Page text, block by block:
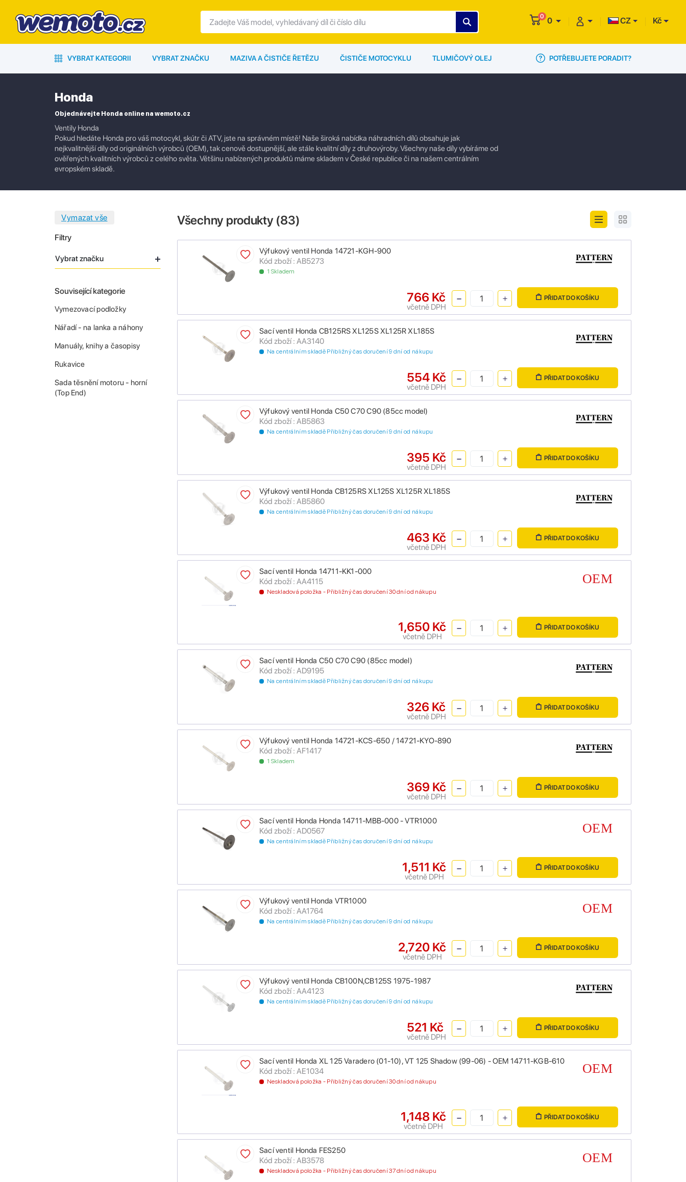
0 0 CZ Kč
VYBRAT KATEGORII VYBRAT ZNAČKU MAZIVA A ČISTIČE ŘETĚZU ČISTIČE MOTOCYKLU TLUMIČOVÝ OLEJ POTŘEBUJETE PORADIT?
Honda
Objednávejte Honda online na wemoto.cz
Ventily Honda
Pokud hledáte Honda pro váš motocykl, skútr či ATV, jste na správném místě! Naše široká nabídka náhradních dílů obsahuje jak
nejkvalitnější díly od originálních výrobců (OEM), tak cenově dostupnější, ale stále kvalitní díly z druhovýroby. Všechny naše díly vybíráme od
ověřených kvalitních výrobců z celého světa. Většinu nabízených produktů máme skladem v České republice či na našem centrálním
evropském skladě.
Filtry
Vybrat značku
Související kategorie
Vymezovací podložky
Nářadí - na lanka a náhony
Manuály, knihy a časopisy
Rukavice
Sada těsnění motoru - horní
(Top End)
Všechny produkty (83)
Výfukový ventil Honda 14721-KGH-900
Kód zboží : AB5273
1 Skladem
766 Kč
včetně DPH
PŘIDAT DO KOŠÍKU
Sací ventil Honda CB125RS XL125S XL125R XL185S
Kód zboží : AA3140
Na centrálním skladě Přibližný čas doručení 9 dní od nákupu
554 Kč
včetně DPH
PŘIDAT DO KOŠÍKU
Výfukový ventil Honda C50 C70 C90 (85cc model)
Kód zboží : AB5863
Na centrálním skladě Přibližný čas doručení 9 dní od nákupu
395 Kč
včetně DPH
PŘIDAT DO KOŠÍKU
Výfukový ventil Honda CB125RS XL125S XL125R XL185S
Kód zboží : AB5860
Na centrálním skladě Přibližný čas doručení 9 dní od nákupu
463 Kč
včetně DPH
PŘIDAT DO KOŠÍKU
Sací ventil Honda 14711-KK1-000
Kód zboží : AA4115
Neskladová položka - Přibližný čas doručení 30 dní od nákupu
1,650 Kč
včetně DPH
PŘIDAT DO KOŠÍKU
Sací ventil Honda C50 C70 C90 (85cc model)
Kód zboží : AD9195
Na centrálním skladě Přibližný čas doručení 9 dní od nákupu
326 Kč
včetně DPH
PŘIDAT DO KOŠÍKU
Výfukový ventil Honda 14721-KCS-650 / 14721-KYO-890
Kód zboží : AF1417
1 Skladem
369 Kč
včetně DPH
PŘIDAT DO KOŠÍKU
Sací ventil Honda Honda 14711-MBB-000 - VTR1000
Kód zboží : AD0567
Na centrálním skladě Přibližný čas doručení 9 dní od nákupu
1,511 Kč
včetně DPH
PŘIDAT DO KOŠÍKU
Výfukový ventil Honda VTR1000
Kód zboží : AA1764
Na centrálním skladě Přibližný čas doručení 9 dní od nákupu
2,720 Kč
včetně DPH
PŘIDAT DO KOŠÍKU
Výfukový ventil Honda CB100N,CB125S 1975-1987
Kód zboží : AA4123
Na centrálním skladě Přibližný čas doručení 9 dní od nákupu
521 Kč
včetně DPH
PŘIDAT DO KOŠÍKU
Sací ventil Honda XL 125 Varadero (01-10), VT 125 Shadow (99-06) - OEM 14711-KGB-610
Kód zboží : AE1034
Neskladová položka - Přibližný čas doručení 30 dní od nákupu
1,148 Kč
včetně DPH
PŘIDAT DO KOŠÍKU
Sací ventil Honda FES250
Kód zboží : AB3578
Neskladová položka - Přibližný čas doručení 37 dní od nákupu